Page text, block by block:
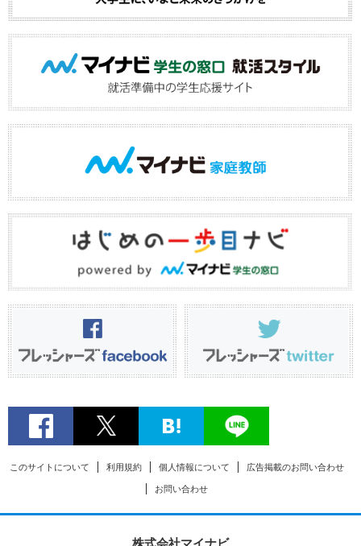
このサイトについて 利用規約 個人情報について 広告掲載のお問い合わせ
お問い合わせ
株式会社マイナビ